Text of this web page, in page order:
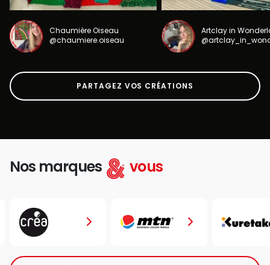
Chaumière Oiseau
@chaumiere.oiseau
Artclay in
PARTAGEZ VOS CRÉATIONS
Nos marques vous